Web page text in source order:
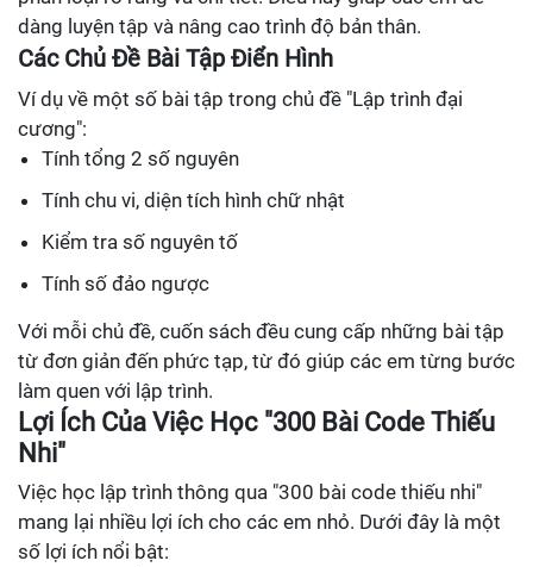
dàng luyện tập và nâng cao trình độ bản thân.
Các Chủ Đề Bài Tập Điển Hình
Ví dụ về một số bài tập trong chủ đề "Lập trình đại
cương":
Tính tổng 2 số nguyên
Tính chu vi, diện tích hình chữ nhật
Kiểm tra số nguyên tố
Tính số đảo ngược
Với mỗi chủ đề, cuốn sách đều cung cấp những bài tập
từ đơn giản đến phức tạp, từ đó giúp các em từng bước
làm quen với lập trình.
Lợi Ích Của Việc Học "300 Bài Code Thiếu
Nhi"
Việc học lập trình thông qua "300 bài code thiếu nhi"
mang lại nhiều lợi ích cho các em nhỏ. Dưới đây là một
số lợi ích nổi bật: